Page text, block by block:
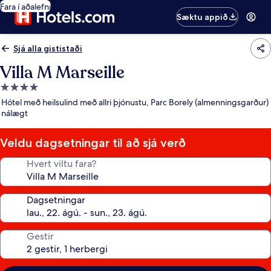
Fara í aðalefni
Sæktu appið
Sjá alla gististaði
Villa M Marseille
4.0
stjörnu
gististaður
Hótel með heilsulind með allri þjónustu, Parc Borely (almenningsgarður)
nálægt
Veldu dagsetningar til að sjá verð
Hvert viltu fara?
Dagsetningar
Gestir